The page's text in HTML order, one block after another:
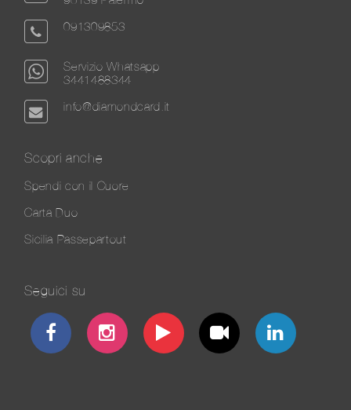
091309853
Servizio Whatsapp
3441488344
info@diamondcard.it
Scopri anche
Spendi con il Cuore
Carta Duo
Sicilia Passepartout
Seguici su